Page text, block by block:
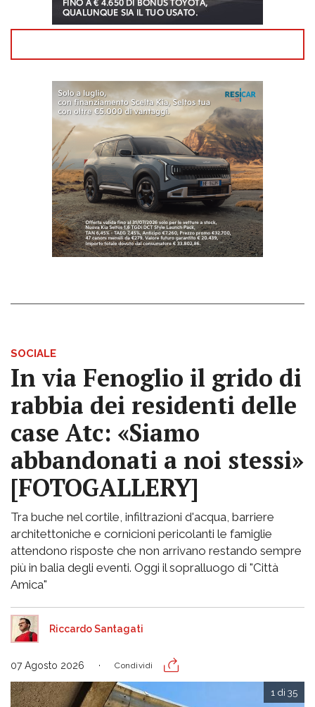
SOCIALE
In via Fenoglio il grido di
rabbia dei residenti delle
case Atc: «Siamo
abbandonati a noi stessi»
[FOTOGALLERY]
Tra buche nel cortile, infiltrazioni d'acqua, barriere
architettoniche e cornicioni pericolanti le famiglie
attendono risposte che non arrivano restando sempre
più in balia degli eventi. Oggi il sopralluogo di "Città
Amica"
Riccardo Santagati
07 Agosto 2026 Condividi
1 di 35